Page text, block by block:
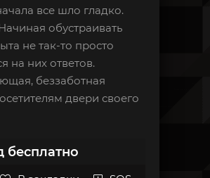
все шло гладко.
обустраивать
не так-то просто
на них ответов.
беззаботная
двери своего
бесплатно